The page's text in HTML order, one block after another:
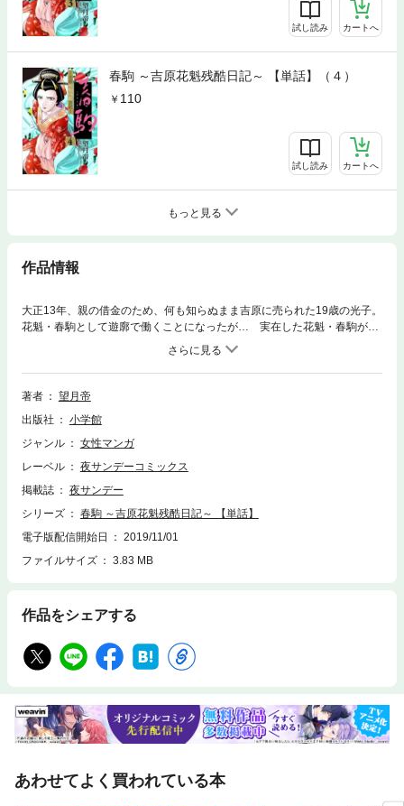
試し読み カートへ
春駒 ～吉原花魁残酷日記～ 【単話】（４）
110
試し読み カートへ
もっと見る
作品情報
大正13年、親の借金のため、何も知らぬまま吉原に売られた19歳の光子。
花魁・春駒として遊廓で働くことになったが… 実在した花魁・春駒が書
いた『光明に芽ぐむ日』『春駒日記』を基にした、大正花魁残酷物語。待
著者
望月帝
出版社
小学館
ジャンル
女性マンガ
レーベル
夜サンデーコミックス
掲載誌
夜サンデー
シリーズ
春駒 ～吉原花魁残酷日記～ 【単話】
電子版配信開始日
2019/11/01
ファイルサイズ
3.83 MB
作品をシェアする
あわせてよく買われている本